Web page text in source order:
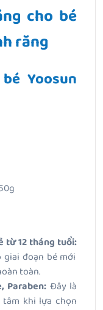
cho bé
răng
Yoosun
từ 12 tháng tuổi:
đoạn bé mới
toàn.
Paraben: Đây là
khi lựa chọn